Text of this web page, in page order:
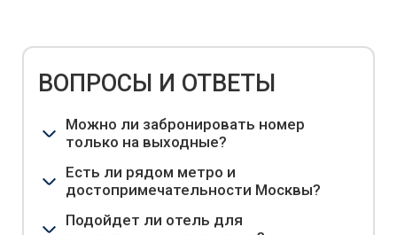
ВОПРОСЫ И ОТВЕТЫ
Можно ли забронировать номер
только на выходные?
Есть ли рядом метро и
достопримечательности Москвы?
Подойдет ли отель для